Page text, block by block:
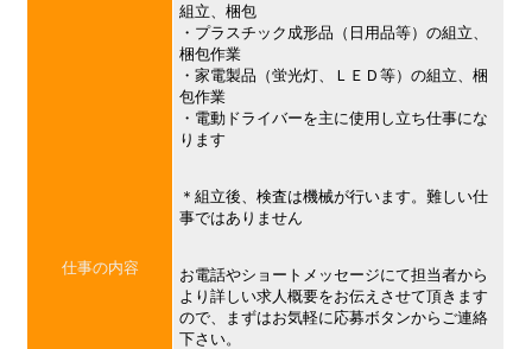
仕事の内容
組立、梱包
・プラスチック成形品（日用品等）の組立、
梱包作業
・家電製品（蛍光灯、ＬＥＤ等）の組立、梱
包作業
・電動ドライバーを主に使用し立ち仕事にな
ります
＊組立後、検査は機械が行います。難しい仕
事ではありません
お電話やショートメッセージにて担当者から
より詳しい求人概要をお伝えさせて頂きます
ので、まずはお気軽に応募ボタンからご連絡
下さい。